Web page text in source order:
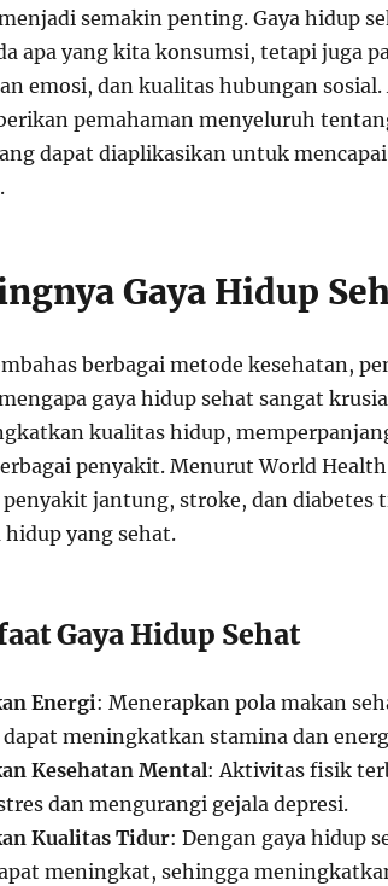
semakin penting. Gaya hidup
apa yang kita konsumsi, tetapi juga
emosi, dan kualitas hubungan
pemahaman menyeluruh
dapat diaplikasikan untuk
Gaya Hidup
berbagai metode kesehatan,
gaya hidup sehat sangat
kualitas hidup,
penyakit. Menurut World
jantung, stroke, dan diabetes
hidup yang sehat.
Gaya Hidup Sehat
Energi: Menerapkan pola makan
meningkatkan stamina dan
Kesehatan Mental: Aktivitas fisik
dan mengurangi gejala depresi.
Kualitas Tidur: Dengan gaya hidup
meningkat, sehingga